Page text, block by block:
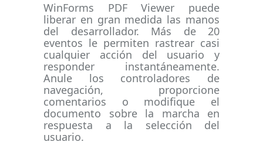
WinForms PDF Viewer puede
liberar en gran medida las manos
del desarrollador. Más de 20
eventos le permiten rastrear casi
cualquier acción del usuario y
responder instantáneamente.
Anule los controladores de
navegación, proporcione
comentarios o modifique el
documento sobre la marcha en
respuesta a la selección del
usuario.